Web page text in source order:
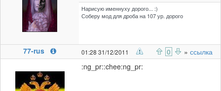
Нарисую именнуху дорого... :)
Соберу мод для дроба на 107 ур. дорого
77-rus 01:28 31/12/2011 0 » ссылка
:ng_pr::chee:ng_pr: